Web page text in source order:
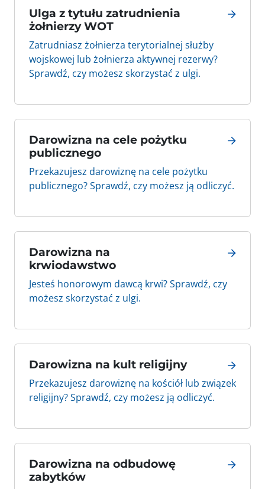
Ulga z tytułu zatrudnienia
żołnierzy WOT
Zatrudniasz żołnierza terytorialnej służby
wojskowej lub żołnierza aktywnej rezerwy?
Sprawdź, czy możesz skorzystać z ulgi.
Darowizna na cele pożytku
publicznego
Przekazujesz darowiznę na cele pożytku
publicznego? Sprawdź, czy możesz ją odliczyć.
Darowizna na
krwiodawstwo
Jesteś honorowym dawcą krwi? Sprawdź, czy
możesz skorzystać z ulgi.
Darowizna na kult religijny
Przekazujesz darowiznę na kościół lub związek
religijny? Sprawdź, czy możesz ją odliczyć.
Darowizna na odbudowę
zabytków